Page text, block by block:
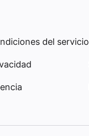
del servicio